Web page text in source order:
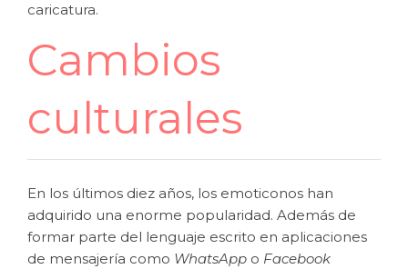
caricatura.
Cambios
culturales
En los últimos diez años, los emoticonos han
adquirido una enorme popularidad. Además de
formar parte del lenguaje escrito en aplicaciones
de mensajería como WhatsApp o Facebook